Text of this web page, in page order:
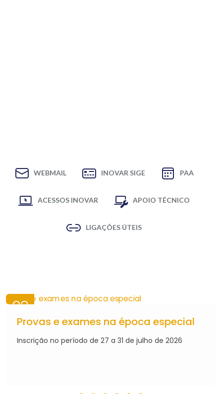
WEBMAIL INOVAR SIGE PAA
ACESSOS INOVAR APOIO TÉCNICO
LIGAÇÕES ÚTEIS
23
JUL
2026
Provas e exames na época especial
Inscrição no período de 27 a 31 de julho de 2026